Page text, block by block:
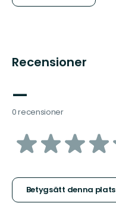
Recensioner
—
0 recensioner
av
stjärnor
Betygsätt denna plats